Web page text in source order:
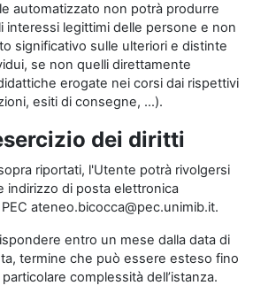
automatizzato non potrà produrre
interessi legittimi delle persone e non
significativo sulle ulteriori e distinte
se non quelli direttamente
erogate nei corsi dai rispettivi
esiti di consegne, …).
dei diritti
riportati, l'Utente potrà rivolgersi
indirizzo di posta elettronica
ateneo.bicocca@pec.unimib.it.
entro un mese dalla data di
termine che può essere esteso fino
complessità dell’istanza.